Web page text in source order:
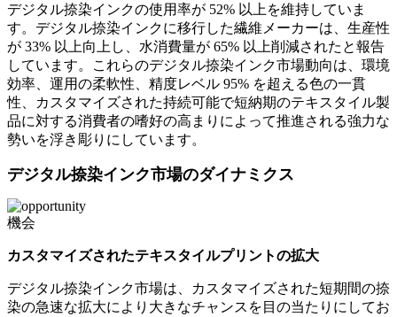
デジタル捺染インクの使用率が 52% 以上を維持していま
す。デジタル捺染インクに移行した繊維メーカーは、生産性
が 33% 以上向上し、水消費量が 65% 以上削減されたと報告
しています。これらのデジタル捺染インク市場動向は、環境
効率、運用の柔軟性、精度レベル 95% を超える色の一貫
性、カスタマイズされた持続可能で短納期のテキスタイル製
品に対する消費者の嗜好の高まりによって推進される強力な
勢いを浮き彫りにしています。
デジタル捺染インク市場のダイナミクス
機会
カスタマイズされたテキスタイルプリントの拡大
デジタル捺染インク市場は、カスタマイズされた短期間の捺
染の急速な拡大により大きなチャンスを目の当たりにしてお